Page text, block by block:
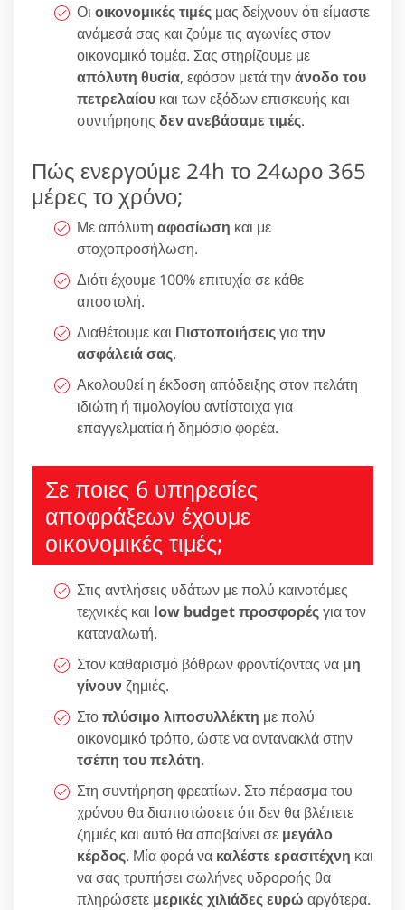
Οι οικονομικές τιμές μας δείχνουν ότι είμαστε
ανάμεσά σας και ζούμε τις αγωνίες στον
οικονομικό τομέα. Σας στηρίζουμε με
απόλυτη θυσία, εφόσον μετά τηνάνοδο του
πετρελαίου και των εξόδων επισκευής και
συντήρησης δεν ανεβάσαμε τιμές.
Πώς ενεργούμε 24h το 24ωρο 365
μέρες το χρόνο;
Με απόλυτη αφοσίωση και με
στοχοπροσήλωση.
Διότι έχουμε 100% επιτυχία σε κάθε
αποστολή.
Διαθέτουμε και Πιστοποιήσειςγιατην
ασφάλειά σας.
Ακολουθεί η έκδοση απόδειξης στον πελάτη
ιδιώτη ή τιμολογίου αντίστοιχα για
επαγγελματία ή δημόσιο φορέα.
Σε ποιες 6 υπηρεσίες
αποφράξεων έχουμε
οικονομικές τιμές;
Στις αντλήσεις υδάτων με πολύ καινοτόμες
τεχνικές και low budget προσφορέςγια τον
καταναλωτή.
Στον καθαρισμό βόθρων φροντίζοντας να μη
γίνουνζημιές.
Στοπλύσιμο λιποσυλλέκτη με πολύ
οικονομικό τρόπο, ώστε να αντανακλά στην
τσέπη του πελάτη.
Στη συντήρηση φρεατίων. Στο πέρασμα του
χρόνου θα διαπιστώσετε ότι δεν θα βλέπετε
ζημιές και αυτό θα αποβαίνει σε μεγάλο
κέρδος. Μία φορά να καλέστε ερασιτέχνη και
να σας τρυπήσει σωλήνες υδροροής θα
πληρώσετε μερικές χιλιάδες ευρώ αργότερα.